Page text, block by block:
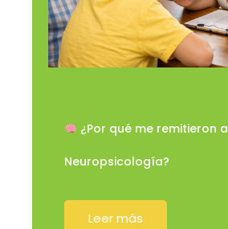
¿Por qué me remitieron a
Neuropsicología?
Leer más